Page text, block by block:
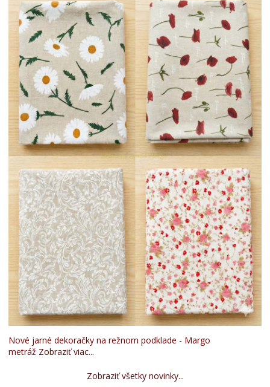
Nové jarné dekoračky na režnom podklade - Margo
metráž Zobraziť viac...
Zobraziť všetky novinky...